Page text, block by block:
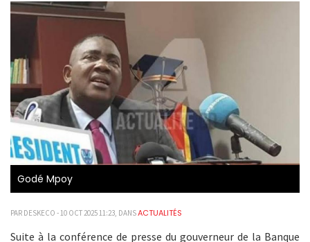
Godé Mpoy
PAR DESKECO - 10 OCT 2025 11:23, DANSACTUALITÉS
Suite à la conférence de presse du gouverneur de la Banque